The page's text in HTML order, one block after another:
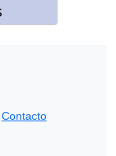
Contacto